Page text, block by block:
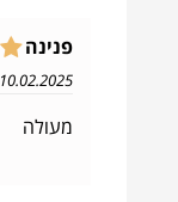
פנינה
10.02.2025 19:08
מעולה